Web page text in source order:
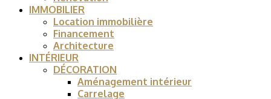
IMMOBILIER
Location immobilière
Financement
Architecture
INTÉRIEUR
DÉCORATION
Aménagement intérieur
Carrelage